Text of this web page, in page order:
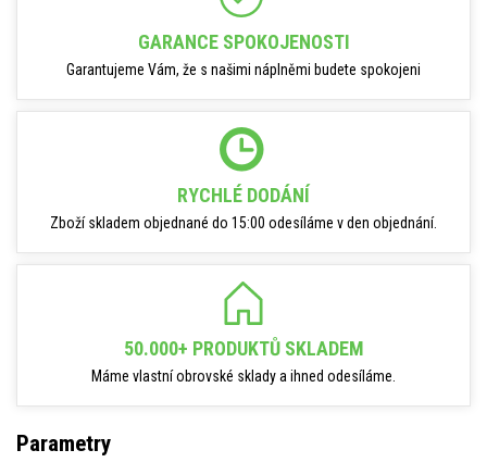
GARANCE SPOKOJENOSTI
Garantujeme Vám, že s našimi náplněmi budete spokojeni
RYCHLÉ DODÁNÍ
Zboží skladem objednané do 15:00 odesíláme v den objednání.
50.000+ PRODUKTŮ SKLADEM
Máme vlastní obrovské sklady a ihned odesíláme.
Parametry